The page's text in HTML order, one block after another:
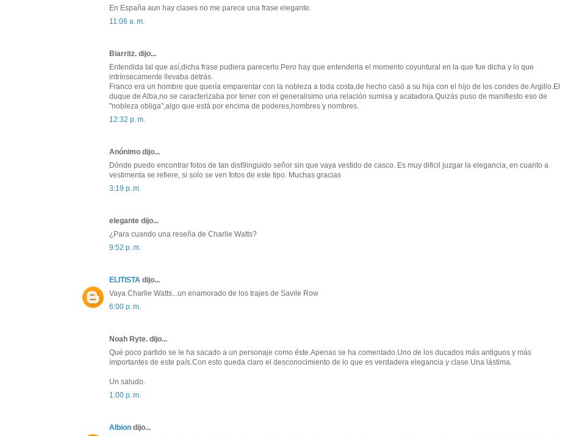
En España aun hay clases no me parece una frase elegante.
11:06 a. m.
Biarritz. dijo...
Entendida tal que así,dicha frase pudiera parecerlo.Pero hay que entenderla el momento coyuntural en la que fue dicha y lo que
intrínsecamente llevaba detrás.
Franco era un hombre que quería emparentar con la nobleza a toda costa,de hecho casó a su hija con el hijo de los condes de Argillo.El
duque de Alba,no se caracterizaba por tener con el generalisimo una relación sumisa y acatadora.Quizás puso de manifiesto eso de
"nobleza obliga",algo que está por encima de poderes,hombres y nombres.
12:32 p. m.
Anónimo dijo...
Dónde puedo encontrar fotos de tan dist9inguido señor sin que vaya vestido de casco. Es muy dificil juzgar la elegancia, en cuanto a
vestimenta se refiere, si solo se ven fotos de este tipo. Muchas gracias
3:19 p. m.
elegante dijo...
¿Para cuando una reseña de Charlie Watts?
9:52 p. m.
ELITISTA dijo...
Vaya Charlie Watts...un enamorado de los trajes de Savile Row
6:00 p. m.
Noah Ryte. dijo...
Qué poco partido se le ha sacado a un personaje como éste.Apenas se ha comentado.Uno de los ducados más antiguos y más
importantes de este país.Con esto queda claro el desconocimiento de lo que es verdadera elegancia y clase.Una lástima.
Un saludo.
1:00 p. m.
Albion dijo...